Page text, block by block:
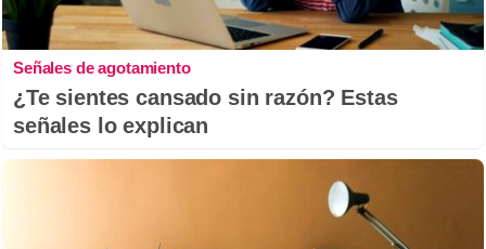
Señales de agotamiento
¿Te sientes cansado sin razón? Estas
señales lo explican